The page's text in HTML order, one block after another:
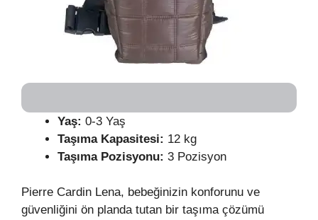
Yaş: 0-3 Yaş
Taşıma Kapasitesi: 12 kg
Taşıma Pozisyonu: 3 Pozisyon
Pierre Cardin Lena, bebeğinizin konforunu ve
güvenliğini ön planda tutan bir taşıma çözümü